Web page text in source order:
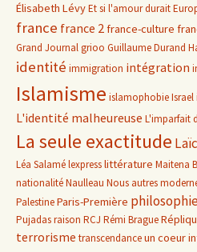
Élisabeth LévyEt si l'amour durait
france france 2france-culture
Grand Journalgrioo Guillaume Durand
identité immigration intégration
Islamisme islamophobieIsrael
L'identité malheureuse L'imparfait
La seule exactitude
Léa Salamélexpresslittérature Maitena
nationalitéNaulleau Nous autres
PalestineParis-Première
Pujadasraison RCJ Rémi Brague
terrorisme transcendanceun coeur